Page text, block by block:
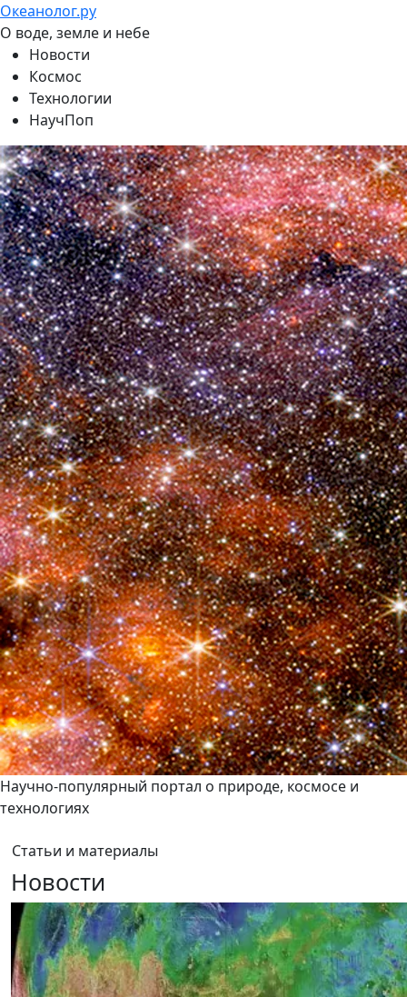
Океанолог.ру
О воде, земле и небе
Новости
Космос
Технологии
НаучПоп
Научно-популярный портал о природе, космосе и
технологиях
Статьи и материалы
Новости